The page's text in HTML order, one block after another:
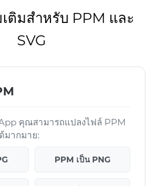
ติมสำหรับ PPM และ
SVG
คุณสามารถแปลงไฟล์ PPM
มากมาย:
PPM เป็น PNG